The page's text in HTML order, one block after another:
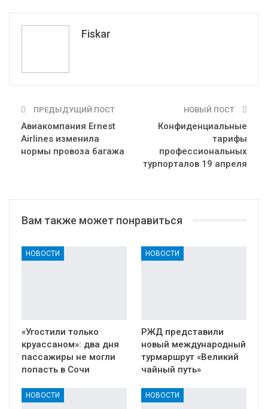
Fiskar
ПРЕДЫДУЩИЙ ПОСТ
Авиакомпания Ernest
Airlines изменила
нормы провоза багажа
НОВЫЙ ПОСТ
Конфиденциальные
тарифы
профессиональных
турпорталов 19 апреля
Вам также может понравиться
НОВОСТИ
«Угостили только
круассаном»: два дня
пассажиры не могли
попасть в Сочи
НОВОСТИ
РЖД представили
новый международный
турмаршрут «Великий
чайный путь»
НОВОСТИ НОВОСТИ